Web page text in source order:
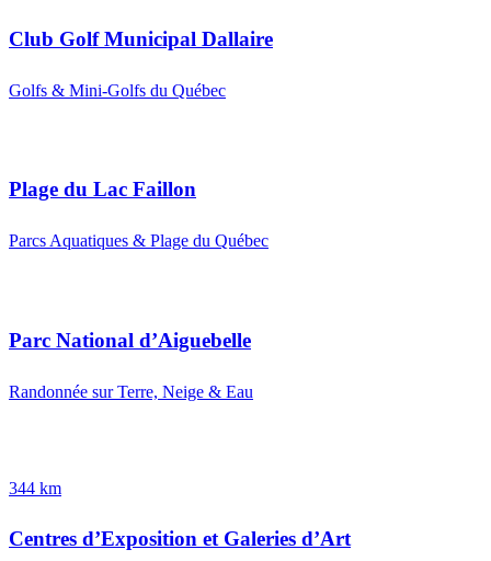
Club Golf Municipal Dallaire
Golfs & Mini-Golfs du Québec
Plage du Lac Faillon
Parcs Aquatiques & Plage du Québec
Parc National d’Aiguebelle
Randonnée sur Terre, Neige & Eau
344 km
Centres d’Exposition et Galeries d’Art